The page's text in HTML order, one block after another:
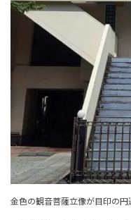
金色の観音菩薩立像が目印の円